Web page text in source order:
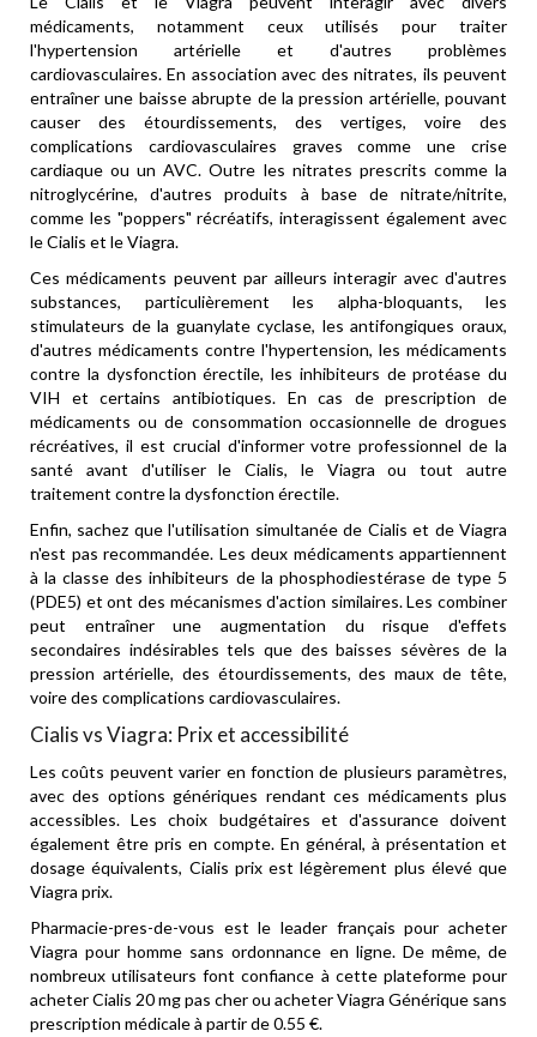
médicaments, notamment ceux utilisés pour traiter
l'hypertension artérielle et d'autres problèmes
cardiovasculaires. En association avec des nitrates, ils peuvent
entraîner une baisse abrupte de la pression artérielle, pouvant
causer des étourdissements, des vertiges, voire des
complications cardiovasculaires graves comme une crise
cardiaque ou un AVC. Outre les nitrates prescrits comme la
nitroglycérine, d'autres produits à base de nitrate/nitrite,
comme les "poppers" récréatifs, interagissent également avec
le Cialis et le Viagra.
Ces médicaments peuvent par ailleurs interagir avec d'autres
substances, particulièrement les alpha-bloquants, les
stimulateurs de la guanylate cyclase, les antifongiques oraux,
d'autres médicaments contre l'hypertension, les médicaments
contre la dysfonction érectile, les inhibiteurs de protéase du
VIH et certains antibiotiques. En cas de prescription de
médicaments ou de consommation occasionnelle de drogues
récréatives, il est crucial d'informer votre professionnel de la
santé avant d'utiliser le Cialis, le Viagra ou tout autre
traitement contre la dysfonction érectile.
Enfin, sachez que l'utilisation simultanée de Cialis et de Viagra
n'est pas recommandée. Les deux médicaments appartiennent
à la classe des inhibiteurs de la phosphodiestérase de type 5
(PDE5) et ont des mécanismes d'action similaires. Les combiner
peut entraîner une augmentation du risque d'effets
secondaires indésirables tels que des baisses sévères de la
pression artérielle, des étourdissements, des maux de tête,
voire des complications cardiovasculaires.
Cialis vs Viagra: Prix et accessibilité
Les coûts peuvent varier en fonction de plusieurs paramètres,
avec des options génériques rendant ces médicaments plus
accessibles. Les choix budgétaires et d'assurance doivent
également être pris en compte. En général, à présentation et
dosage équivalents, Cialis prix est légèrement plus élevé que
Viagra prix.
Pharmacie-pres-de-vous est le leader français pour acheter
Viagra pour homme sans ordonnance en ligne. De même, de
nombreux utilisateurs font confiance à cette plateforme pour
acheter Cialis 20 mg pas cherou acheter Viagra Générique sans
prescription médicaleà partir de 0.55 €.